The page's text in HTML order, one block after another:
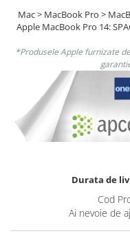
Gaming PC & Console
Desk Gaming
Microfoane & Casti
Scaune Gaming
Tastaturi Gaming
Card Reader
Mouse
Mac > MacBook Pro >
Apple MacBook Pro 14:
*Produsele Apple furnizate
Durata de
Cod
Ai nevoie de